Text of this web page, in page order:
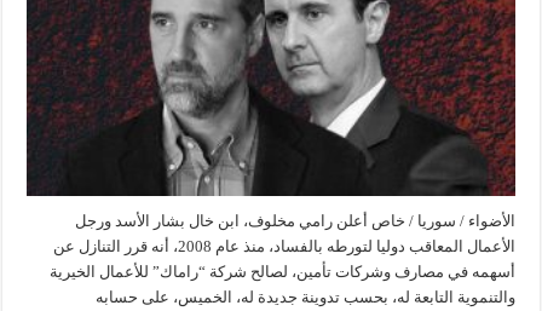
الأضواء / سوريا / خاص أعلن رامي مخلوف، ابن خال بشار الأسد ورجل
الأعمال المعاقب دوليا لتورطه بالفساد، منذ عام 2008، أنه قرر التنازل عن
أسهمه في مصارف وشركات تأمين، لصالح شركة “راماك” للأعمال الخيرية
والتنموية التابعة له، بحسب تدوينة جديدة له، الخميس، على حسابه